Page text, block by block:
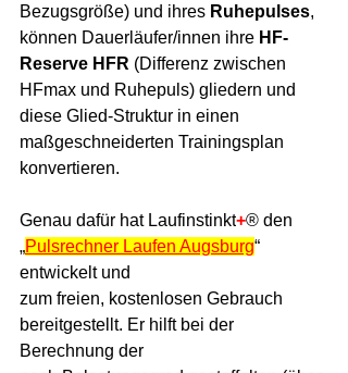
Bezugsgröße) und ihres Ruhepulses,
können Dauerläufer/innen ihre HF-
Reserve HFR (Differenz zwischen
HFmax und Ruhepuls) gliedern und
diese Glied-Struktur in einen
maßgeschneiderten Trainingsplan
konvertieren.
Genau dafür hat Laufinstinkt+® den
„Pulsrechner Laufen Augsburg“
entwickelt und
zum freien, kostenlosen Gebrauch
bereitgestellt. Er hilft bei der
Berechnung der